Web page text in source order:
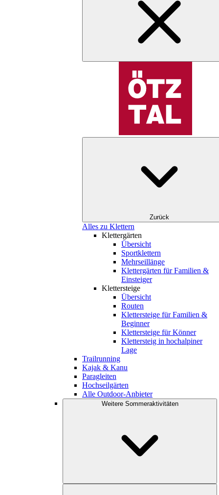
Zurück
Alles zu Klettern
Klettergärten
Übersicht
Sportklettern
Mehrseillänge
Klettergärten für Familien &
Einsteiger
Klettersteige
Übersicht
Routen
Klettersteige für Familien &
Beginner
Klettersteige für Könner
Klettersteig in hochalpiner
Lage
Trailrunning
Kajak & Kanu
Paragleiten
Hochseilgärten
Alle Outdoor-Anbieter
Weitere Sommeraktivitäten